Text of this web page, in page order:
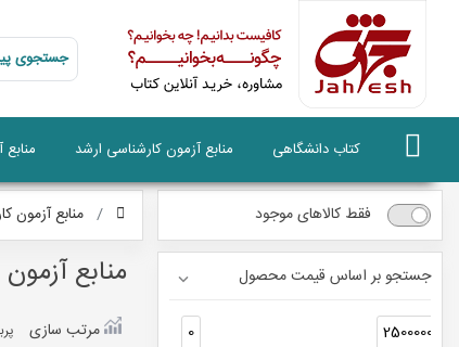
جستجوی
کتاب دانشگاهی منابع آزمون کارشناسی ارشد
فقط کالاهای موجود
جستجو بر اساس قیمت محصول
0 2500000
منابع آزمون
منابع
مرتب سازی